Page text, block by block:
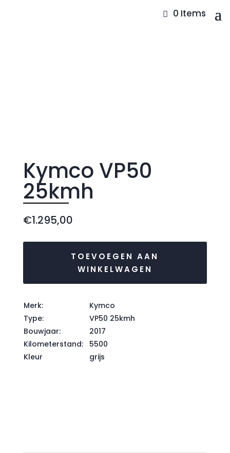
0 Items
Kymco VP50
25kmh
€1.295,00
TOEVOEGEN AAN
WINKELWAGEN
Merk:
Kymco
Type:
VP50 25kmh
Bouwjaar:
2017
Kilometerstand:
5500
Kleur
grijs